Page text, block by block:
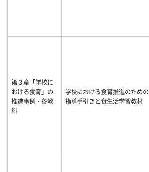
第３章「学校に
おける食育」の
推進事例・各教
科
学校における食育推進のための
指導手引きと食生活学習教材